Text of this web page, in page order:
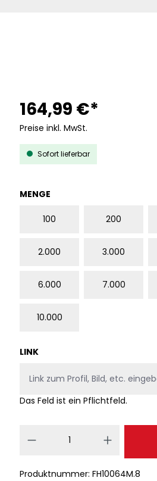
164,99 €*
Preise inkl. MwSt.
Sofort lieferbar
MENGE
100 200
2.000 3.000
6.000 7.000
10.000
LINK
Das Feld ist ein Pflichtfeld.
Produkt Anzahl:
Produktnummer: FH10064M.8